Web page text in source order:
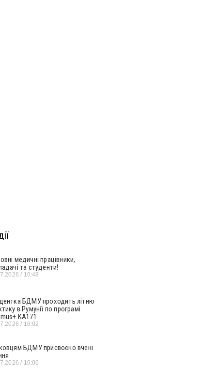
медичні працівники,
та студенти!
10:48
БДМУ проходить літню
в Румунії по програмі
KA171
16:02
БДМУ присвоєно вчені
16:06